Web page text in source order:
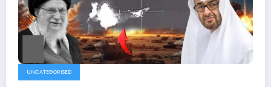
UNCATEGORISED